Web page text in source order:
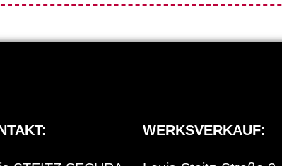
WERKSVERKAUF: